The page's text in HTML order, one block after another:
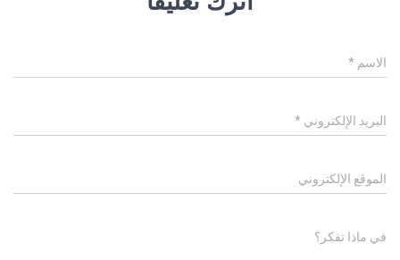
الاسم *
البريد الإلكتروني *
الموقع الإلكتروني
في ماذا تفكر؟